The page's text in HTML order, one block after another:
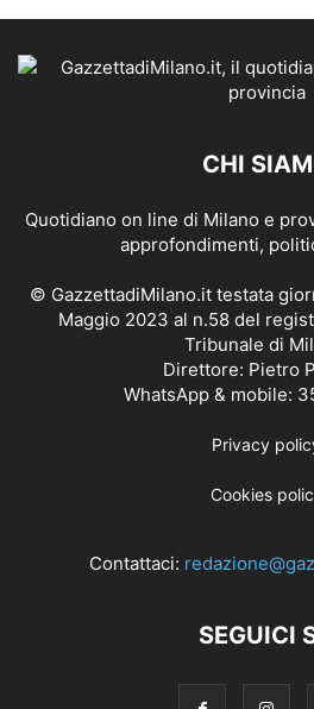
CHI
Quotidiano on line di Milano e
approfondimenti,
© GazzettadiMilano.it testata
Maggio 2023 al n.58 del
Tribunale di
Direttore: Pietro
WhatsApp & mobile:
Privacy
Cookies
Contattaci:
SEGUICI